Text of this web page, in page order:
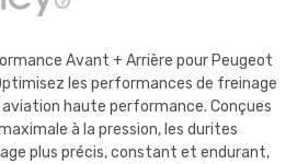
Avant + Arrière pour Peugeot
les performances de freinage
haute performance. Conçues
à la pression, les durites
plus précis, constant et endurant,